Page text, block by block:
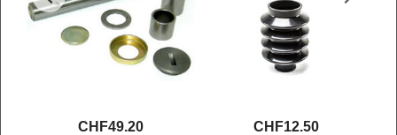
CHF49.20
CHF12.50